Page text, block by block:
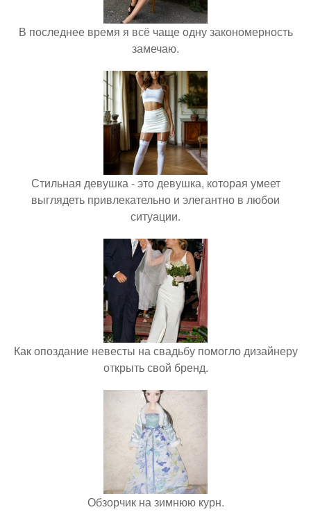
В последнее время я всё чаще одну закономерность
замечаю.
Стильная девушка - это девушка, которая умеет
выглядеть привлекательно и элегантно в любои
ситуации.
Как опоздание невесты на свадьбу помогло дизайнеру
открыть свой бренд.
Обзорчик на зимнюю курн.